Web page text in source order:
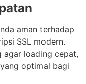
aman terhadap
SSL modern.
agar loading cepat,
optimal bagi